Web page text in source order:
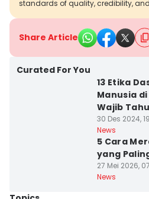
standards of quality, credibility,
Share Article
Curated For You
13 Etika
Manusia
Wajib
30 Des 2024,
News
5 Cara
yang
27 Mei 2026,
News